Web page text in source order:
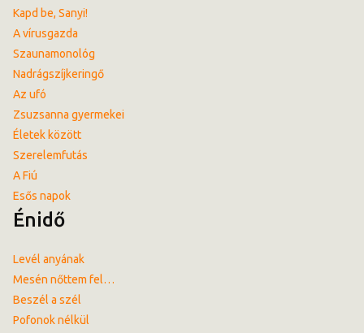
Kapd be, Sanyi!
A vírusgazda
Szaunamonológ
Nadrágszíjkeringő
Az ufó
Zsuzsanna gyermekei
Életek között
Szerelemfutás
A Fiú
Esős napok
Énidő
Levél anyának
Mesén nőttem fel…
Beszél a szél
Pofonok nélkül